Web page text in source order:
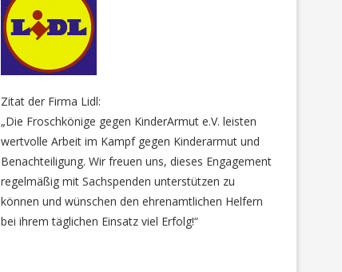
Zitat der Firma Lidl:
„Die Froschkönige gegen KinderArmut e.V. leisten
wertvolle Arbeit im Kampf gegen Kinderarmut und
Benachteiligung. Wir freuen uns, dieses Engagement
regelmäßig mit Sachspenden unterstützen zu
können und wünschen den ehrenamtlichen Helfern
bei ihrem täglichen Einsatz viel Erfolg!“